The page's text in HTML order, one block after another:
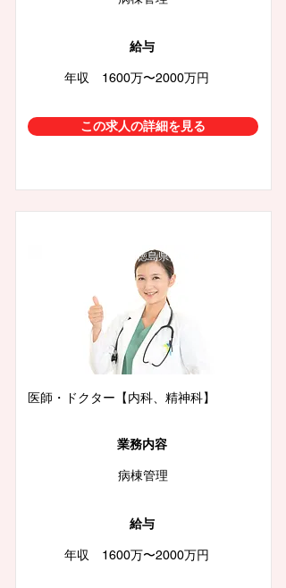
給与
年収 1600万〜2000万円
この求人の詳細を見る
徳島県徳島市
医師・ドクター【内科、精神科】
業務内容
病棟管理
給与
年収 1600万〜2000万円